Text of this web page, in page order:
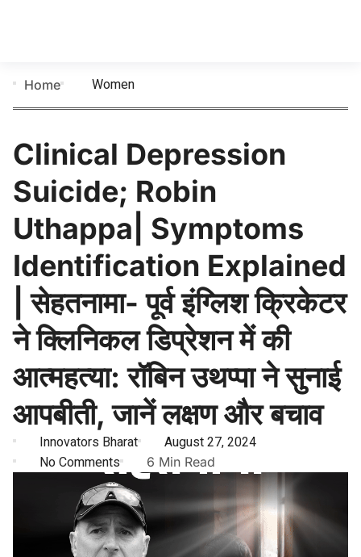
Home Women
Clinical Depression
Suicide; Robin
Uthappa| Symptoms
Identification Explained
| सेहतनामा- पूर्व इंग्लिश क्रिकेटर
ने क्लिनिकल डिप्रेशन में की
आत्महत्या: रॉबिन उथप्पा ने सुनाई
आपबीती, जानें लक्षण और बचाव
Innovators Bharat
August 27, 2024
No Comments
6 Min Read